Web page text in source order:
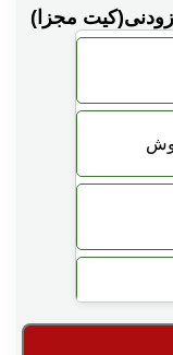
مجزا)
کد15 عدد